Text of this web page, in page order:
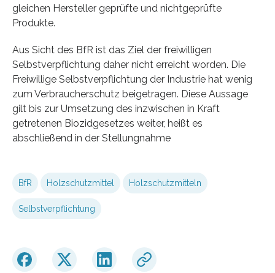
gleichen Hersteller geprüfte und nichtgeprüfte
Produkte.
Aus Sicht des BfR ist das Ziel der freiwilligen
Selbstverpflichtung daher nicht erreicht worden. Die
Freiwillige Selbstverpflichtung der Industrie hat wenig
zum Verbraucherschutz beigetragen. Diese Aussage
gilt bis zur Umsetzung des inzwischen in Kraft
getretenen Biozidgesetzes weiter, heißt es
abschließend in der Stellungnahme
BfR Holzschutzmittel Holzschutzmitteln
Selbstverpflichtung